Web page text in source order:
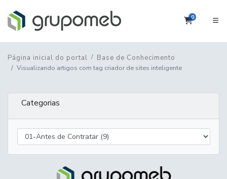
0Carrinho
Página inicial do portal Base de Conhecimento
Visualizando artigos com tag criador de sites inteligente
Categorias